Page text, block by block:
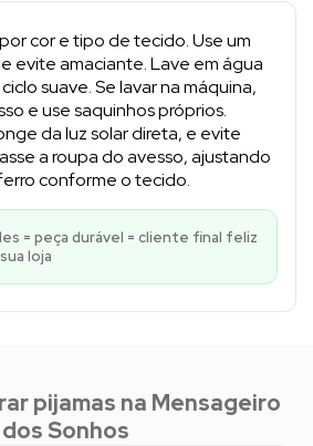
cor e tipo de tecido. Use um
evite amaciante. Lave em água
suave. Se lavar na máquina,
e use saquinhos próprios.
da luz solar direta, e evite
a roupa do avesso, ajustando
conforme o tecido.
= peça durável = cliente final feliz
loja
pijamas na Mensageiro
dos Sonhos